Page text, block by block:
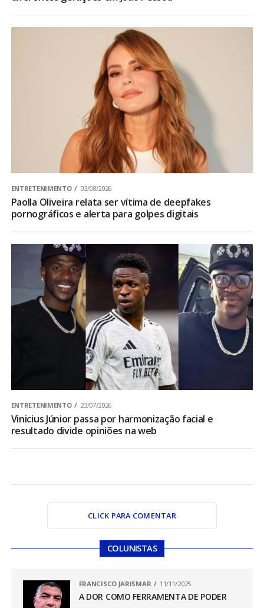
ENTRETENIMENTO 03/08/2026
Paolla Oliveira relata ser vítima de deepfakes
pornográficos e alerta para golpes digitais
ENTRETENIMENTO 23/07/2026
Vinicius Júnior passa por harmonização facial e
resultado divide opiniões na web
CLICK PARA COMENTAR
COLUNISTAS
FRANCISCO JARISMAR 11/11/2025
A DOR COMO FERRAMENTA DE PODER